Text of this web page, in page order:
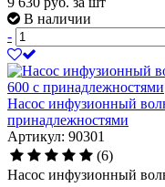
В наличии
-
Насос инфузионный
принадлежностями
Артикул: 90301
(6)
Насос инфузионный